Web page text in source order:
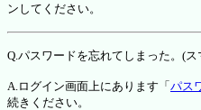
ンしてください。
Q.パスワードを忘れてしまった。(
A.ログイン画面上にあります「 パス
続きください。